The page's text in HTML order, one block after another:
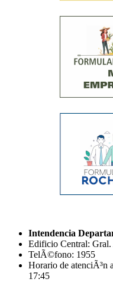
Intendencia
Edificio Central:
TelÃ©fono: 1955
Horario de atenciÃ³n
17:45